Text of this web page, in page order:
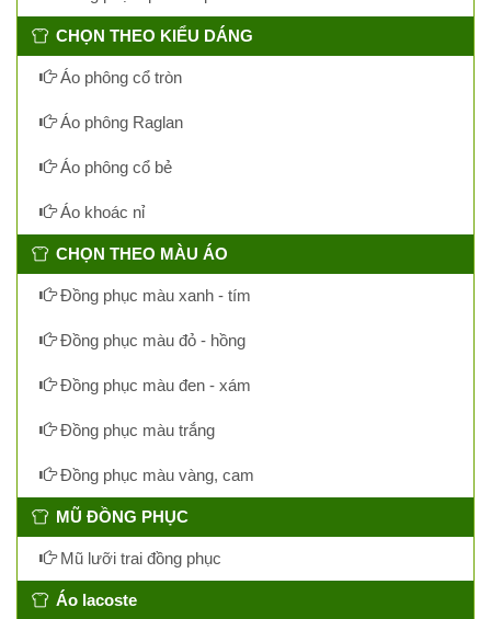
CHỌN THEO KIỂU DÁNG
Áo phông cổ tròn
Áo phông Raglan
Áo phông cổ bẻ
Áo khoác nỉ
CHỌN THEO MÀU ÁO
Đồng phục màu xanh - tím
Đồng phục màu đỏ - hồng
Đồng phục màu đen - xám
Đồng phục màu trắng
Đồng phục màu vàng, cam
MŨ ĐỒNG PHỤC
Mũ lưỡi trai đồng phục
Áo lacoste